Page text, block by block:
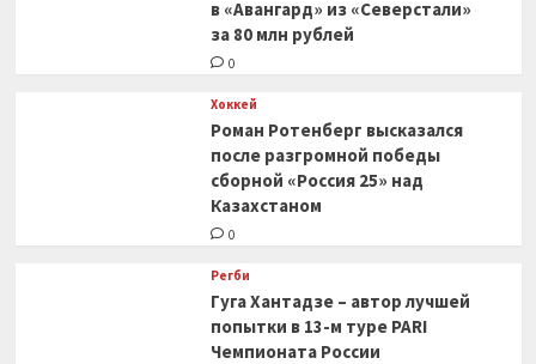
в «Авангард» из «Северстали»
за 80 млн рублей
0
Хоккей
Роман Ротенберг высказался
после разгромной победы
сборной «Россия 25» над
Казахстаном
0
Регби
Гуга Хантадзе – автор лучшей
попытки в 13-м туре PARI
Чемпионата России